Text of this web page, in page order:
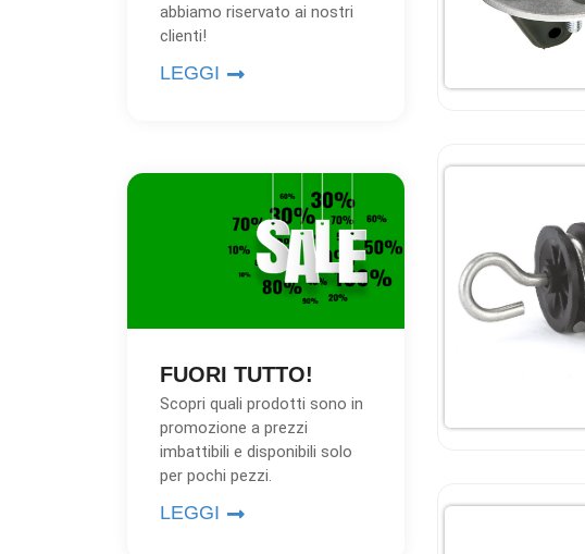
abbiamo riservato ai nostri
clienti!
LEGGI
FUORI TUTTO!
Scopri quali prodotti sono in
promozione a prezzi
imbattibili e disponibili solo
per pochi pezzi.
LEGGI